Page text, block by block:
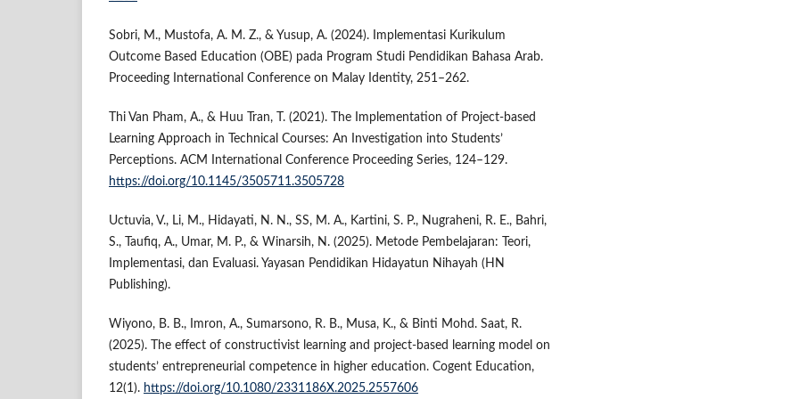
Sobri, M., Mustofa, A. M. Z., & Yusup, A. (2024). Implementasi Kurikulum
Outcome Based Education (OBE) pada Program Studi Pendidikan Bahasa Arab.
Proceeding International Conference on Malay Identity, 251–262.
Thi Van Pham, A., & Huu Tran, T. (2021). The Implementation of Project-based
Learning Approach in Technical Courses: An Investigation into Students’
Perceptions. ACM International Conference Proceeding Series, 124–129.
https://doi.org/10.1145/3505711.3505728
Uctuvia, V., Li, M., Hidayati, N. N., SS, M. A., Kartini, S. P., Nugraheni, R. E., Bahri,
S., Taufiq, A., Umar, M. P., & Winarsih, N. (2025). Metode Pembelajaran: Teori,
Implementasi, dan Evaluasi. Yayasan Pendidikan Hidayatun Nihayah (HN
Publishing).
Wiyono, B. B., Imron, A., Sumarsono, R. B., Musa, K., & Binti Mohd. Saat, R.
(2025). The effect of constructivist learning and project-based learning model on
students’ entrepreneurial competence in higher education. Cogent Education,
12(1). https://doi.org/10.1080/2331186X.2025.2557606